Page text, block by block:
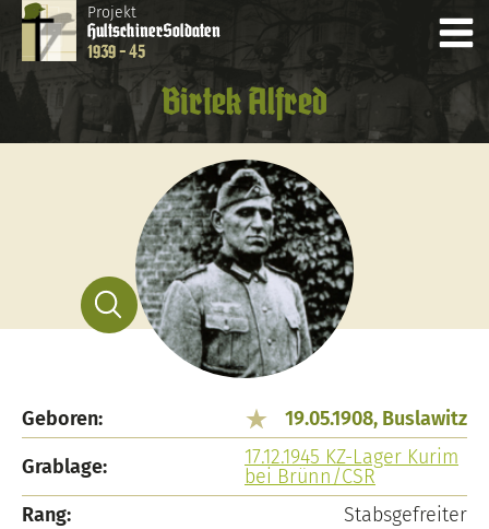
Projekt
HultschinerSoldaten
1939 - 45
Birtek Alfred
Geboren:
19.05.1908, Buslawitz
Grablage:
17.12.1945 KZ-Lager Kurim
bei Brünn/CSR
Rang:
Stabsgefreiter